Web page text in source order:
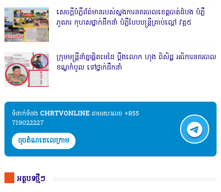
សេចក្តីបំភ្លឺព័ត៌មានរបស់ស្នងការនគរបាលខេត្តបាត់ដំបង បំភ្លឺ
ភូតភរ កុហសថ្នាក់ដឹកនាំ បំភ្លឺបែបបន្ត្រីគ្រាប់ល្ពៅ វគ្គ៥
ក្រុមមន្ត្រីនាំគ្នាផ្ដិតមេដៃ ប្ដឹងលោក ហុង ពិសិដ្ឋ អធិការនគរបាល
ខណ្ឌកំបូល ទៅថ្នាក់ដឹកនាំ
ទំនាក់ទំនង​​ CHRTVONLINE តាមរយៈលេខ +855
719022227
ចុចតំណតេលេក្រាម
អត្ថបទថ្មីៗ